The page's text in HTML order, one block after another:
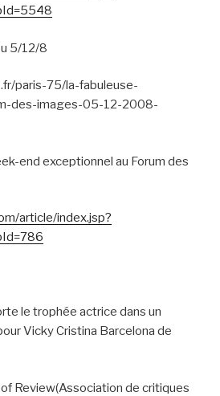
5/12/8
paris-75/la-fabuleuse-
des-images-05-12-2008-
end exceptionnel au Forum des
article/index.jsp?
le trophée actrice dans un
Vicky Cristina Barcelona de
Review(Association de critiques